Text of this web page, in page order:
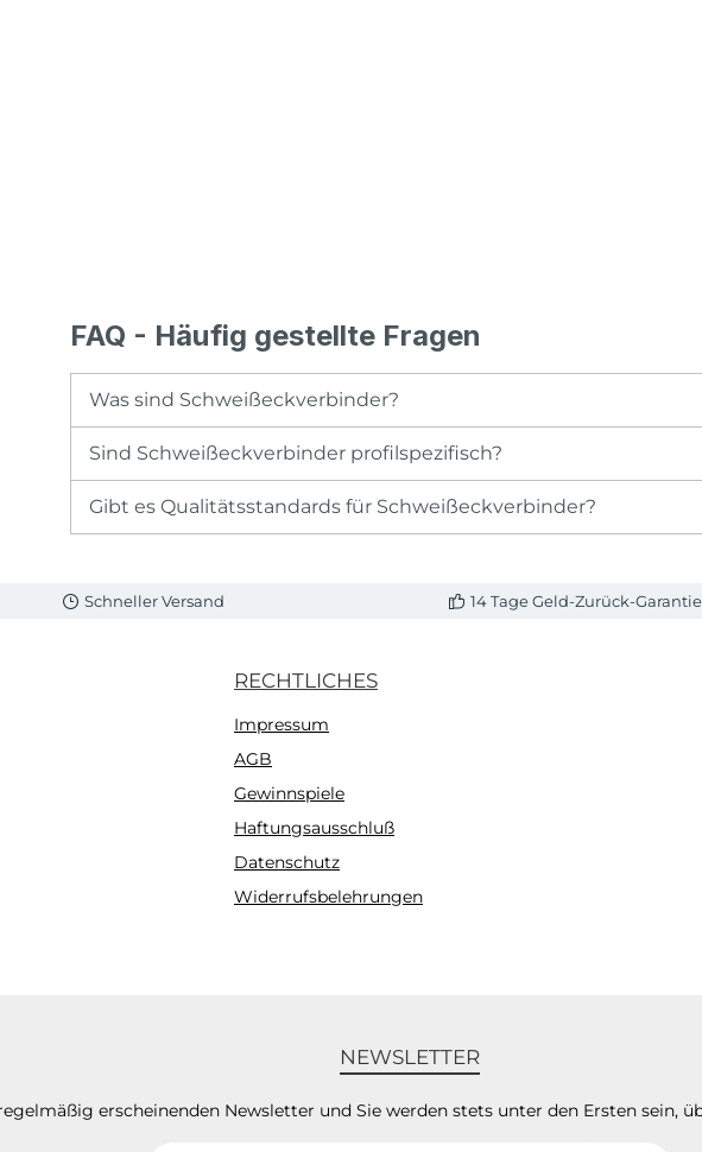
FAQ - Häufig gestellte Fragen
Was sind Schweißeckverbinder?
Sind Schweißeckverbinder profilspezifisch?
Gibt es Qualitätsstandards für Schweißeckverbinder?
Schneller Versand 14 Tage Geld-Zurück-Garantie
RECHTLICHES
Impressum
AGB
Gewinnspiele
Haftungsausschluß
Datenschutz
Widerrufsbelehrungen
NEWSLETTER
erscheinenden Newsletter und Sie werden stets unter den Ersten sein,